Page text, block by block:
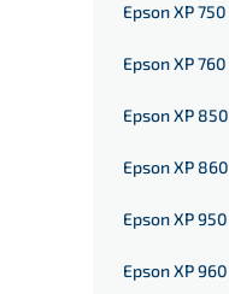
Epson XP 750
Epson XP 760
Epson XP 850
Epson XP 860
Epson XP 950
Epson XP 960